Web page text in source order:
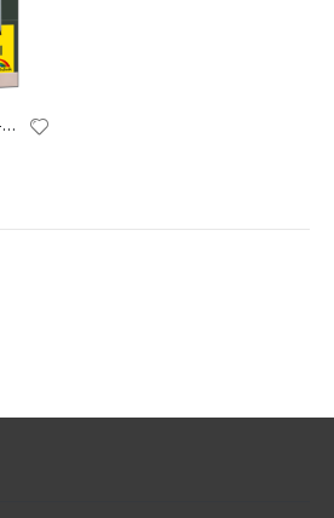
Die ultimative Synology-NAS-Bibel